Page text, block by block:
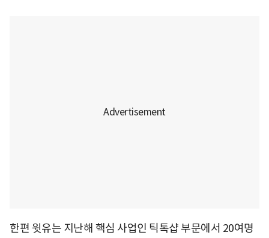
한편 윗유는 지난해 핵심 사업인 틱톡샵 부문에서 20여명